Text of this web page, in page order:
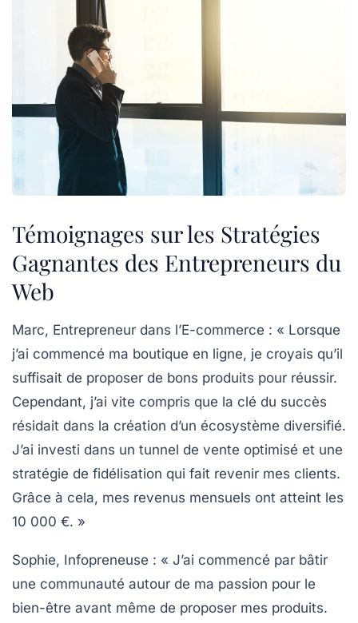
Témoignages sur les Stratégies
Gagnantes des Entrepreneurs du
Web
Marc, Entrepreneur dans l’E-commerce : « Lorsque
j’ai commencé ma boutique en ligne, je croyais qu’il
suffisait de proposer de bons produits pour réussir.
Cependant, j’ai vite compris que la clé du succès
résidait dans la création d’un écosystème diversifié.
J’ai investi dans un tunnel de vente optimisé et une
stratégie de fidélisation qui fait revenir mes clients.
Grâce à cela, mes revenus mensuels ont atteint les
10 000 €. »
Sophie, Infopreneuse : « J’ai commencé par bâtir
une communauté autour de ma passion pour le
bien-être avant même de proposer mes produits.